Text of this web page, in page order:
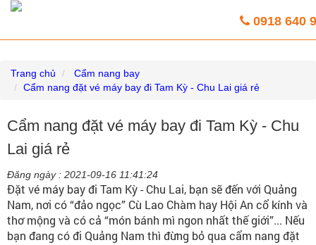
0918 640
Trang chủ
Cẩm nang bay
Cẩm nang đặt vé máy bay đi Tam Kỳ - Chu Lai giá rẻ
Cẩm nang đặt vé máy bay đi Tam Kỳ - Chu
Lai giá rẻ
Đăng ngày : 2021-09-16 11:41:24
Đặt vé máy bay đi Tam Kỳ - Chu Lai, bạn sẽ đến với Quảng
Nam, nơi có “đảo ngọc” Cù Lao Chàm hay Hội An cổ kính và
thơ mộng và có cả “món bánh mì ngon nhất thế giới”... Nếu
bạn đang có đi Quảng Nam thì đừng bỏ qua cẩm nang đặt